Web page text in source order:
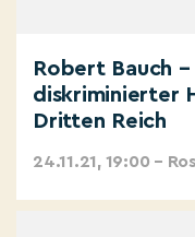
Robert Bauch
diskriminierter
Dritten Reich
24.11.21, 19:00 –